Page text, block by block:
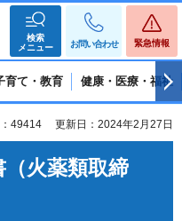
検索
メニュー
お問い合わせ 緊急情報
育て・教育 健康・医療・福祉
49414 更新日：2024年2月27日
（火薬類取締